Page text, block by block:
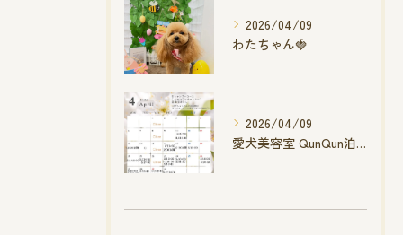
2026/04/09
わたちゃん🍓
2026/04/09
愛犬美容室 QunQun泊店 4月空き状況です